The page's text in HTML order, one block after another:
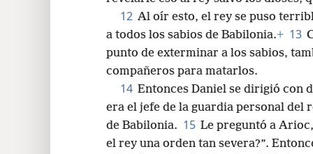
revelarle eso al rey salvo los dioses,
12 Al oír esto, el rey se puso
a todos los sabios de Babilonia.+ 13
punto de exterminar a los sabios,
compañeros para matarlos.
14 Entonces Daniel se dirigió con
era el jefe de la guardia personal del
de Babilonia. 15 Le preguntó a